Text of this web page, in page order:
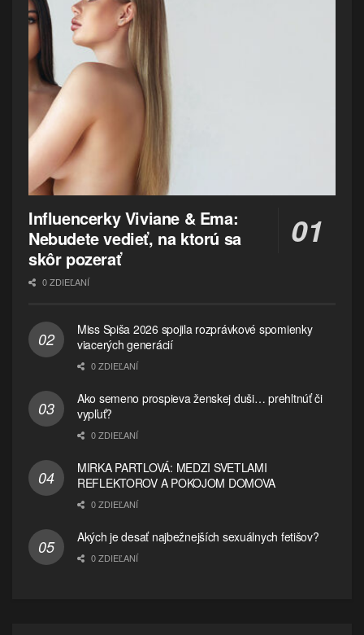
Influencerky Viviane & Ema:
Nebudete vedieť, na ktorú sa
skôr pozerať
0 ZDIEĽANÍ
Miss Spiša 2026 spojila rozprávkové spomienky
viacerých generácií
0 ZDIEĽANÍ
Ako semeno prospieva ženskej duši… prehltnúť či
vypľuť?
0 ZDIEĽANÍ
MIRKA PARTLOVÁ: MEDZI SVETLAMI
REFLEKTOROV A POKOJOM DOMOVA
0 ZDIEĽANÍ
Akých je desať najbežnejších sexuálnych fetišov?
0 ZDIEĽANÍ